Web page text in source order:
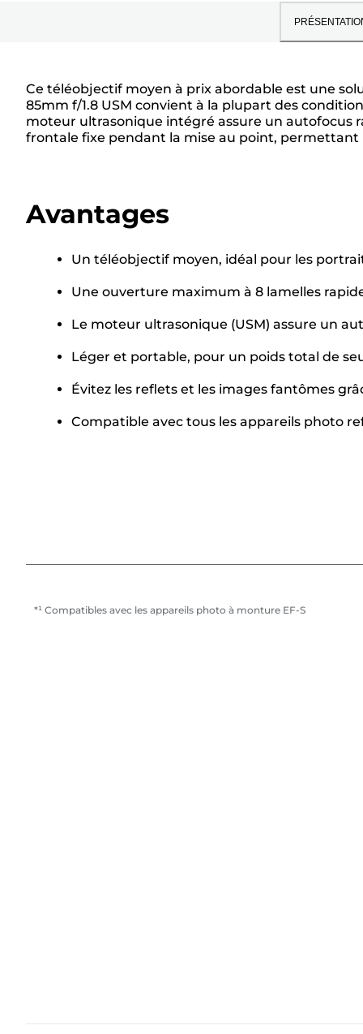
Ce téléobjectif moyen à prix abordable est une
85mm f/1.8 USM convient à la plupart des
moteur ultrasonique intégré assure un autofocus
frontale fixe pendant la mise au point,
Avantages
Un téléobjectif moyen, idéal pour les
Une ouverture maximum à 8 lamelles
Le moteur ultrasonique (USM) assure un
Léger et portable, pour un poids total de
Évitez les reflets et les images fantômes
Compatible avec tous les appareils photo
*¹ Compatibles avec les appareils photo à monture EF-S